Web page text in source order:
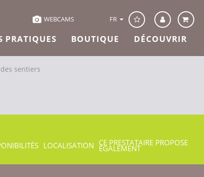
WEBCAMS FR
PRATIQUES BOUTIQUE DÉCOUVRIR
sentiers
LOCALISATION CE PRESTATAIRE PROPOSE
ÉGALEMENT